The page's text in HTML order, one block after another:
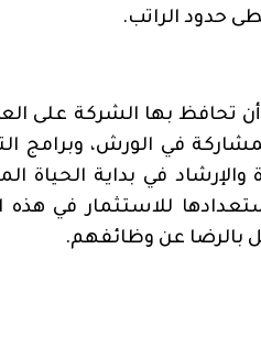
حدود الراتب.
تحافظ بها الشركة على
في الورش، وبرامج
والإرشاد في بداية الحياة
للاستثمار في هذه
بالرضا عن وظائفهم.